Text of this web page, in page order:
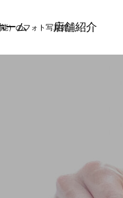
）のフォト写真館
ーム 店舗紹介